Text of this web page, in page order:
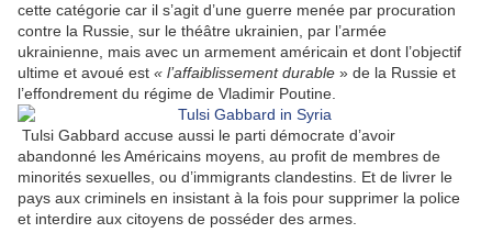
cette catégorie car il s’agit d’une guerre menée par procuration
contre la Russie, sur le théâtre ukrainien, par l’armée
ukrainienne, mais avec un armement américain et dont l’objectif
ultime et avoué est « l’affaiblissement durable » de la Russie et
l’effondrement du régime de Vladimir Poutine.
Tulsi Gabbard accuse aussi le parti démocrate d’avoir
abandonné les Américains moyens, au profit de membres de
minorités sexuelles, ou d’immigrants clandestins. Et de livrer le
pays aux criminels en insistant à la fois pour supprimer la police
et interdire aux citoyens de posséder des armes.